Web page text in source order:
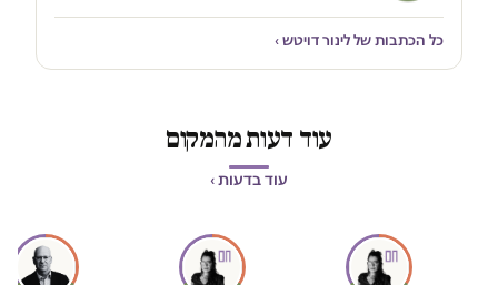
כל הכתבות של לינור דויטש ›
עוד דעות מהמקום
עוד בדעות ›